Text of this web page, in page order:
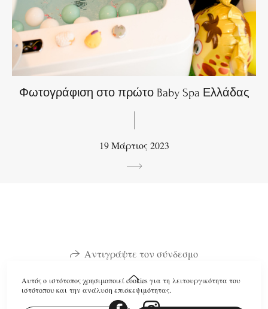
Φωτογράφιση στο πρώτο Baby Spa Ελλάδας
19 Μάρτιος 2023
Αντιγράψτε τον σύνδεσμο
Αυτός ο ιστότοπος χρησιμοποιεί cookies για τη λειτουργικότητα του
ιστότοπου και την ανάλυση επισκεψιμότητας.